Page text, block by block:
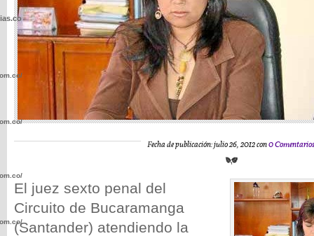
Fecha de publicación: julio 26, 2012 con0
El juez sexto penal del
Circuito de Bucaramanga
(Santander) atendiendo la
wp-
wp-
wp-
wp-
wp-